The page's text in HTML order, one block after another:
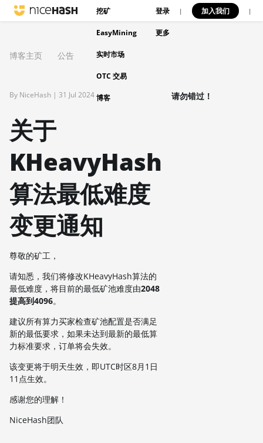
挖矿
EasyMining
实时市场
OTC 交易
博客
登录 | 加入我们 |
更多
博客主页 公告
By NiceHash | 31 Jul 2024
关于
KHeavyHash
算法最低难度
变更通知
尊敬的矿工，
请知悉，我们将修改KHeavyHash算法的
最低难度，将目前的最低矿池难度由2048
提高到4096。
建议所有算力买家检查矿池配置是否满足
新的最低要求，如果未达到最新的最低算
力标准要求，订单将会失效。
该变更将于明天生效，即UTC时区8月1日
11点生效。
感谢您的理解！
NiceHash团队
请勿错过！